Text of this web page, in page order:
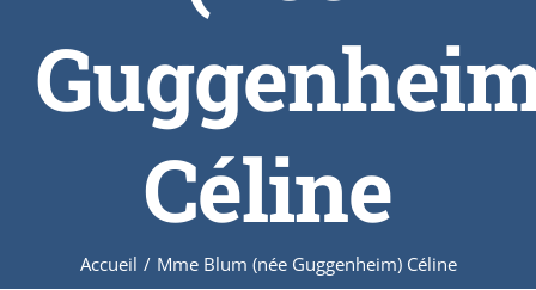
Céline
Accueil / Mme Blum (née Guggenheim) Céline